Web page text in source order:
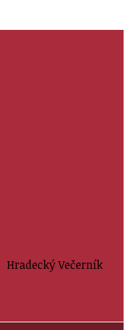
Hradecký Večerník